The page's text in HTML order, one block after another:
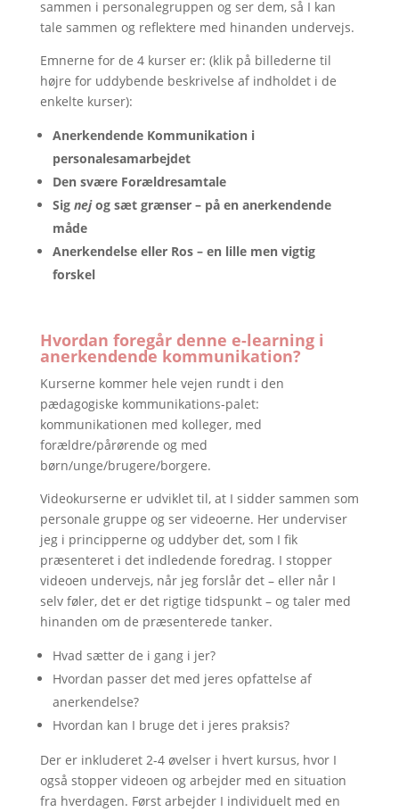
sammen i personalegruppen og ser dem, så I kan
tale sammen og reflektere med hinanden undervejs.
Emnerne for de 4 kurser er: (klik på billederne til
højre for uddybende beskrivelse af indholdet i de
enkelte kurser):
Anerkendende Kommunikation i
personalesamarbejdet
Den svære Forældresamtale
Sig nejog sæt grænser – på en anerkendende
måde
Anerkendelse eller Ros – en lille men vigtig
forskel
Hvordan foregår denne e-learning i
anerkendende kommunikation?
Kurserne kommer hele vejen rundt i den
pædagogiske kommunikations-palet:
kommunikationen med kolleger, med
forældre/pårørende og med
børn/unge/brugere/borgere.
Videokurserne er udviklet til, at I sidder sammen som
personale gruppe og ser videoerne. Her underviser
jeg i principperne og uddyber det, som I fik
præsenteret i det indledende foredrag. I stopper
videoen undervejs, når jeg forslår det – eller når I
selv føler, det er det rigtige tidspunkt – og taler med
hinanden om de præsenterede tanker.
Hvad sætter de i gang i jer?
Hvordan passer det med jeres opfattelse af
anerkendelse?
Hvordan kan I bruge det i jeres praksis?
Der er inkluderet 2-4 øvelser i hvert kursus, hvor I
også stopper videoen og arbejder med en situation
fra hverdagen. Først arbejder I individuelt med en